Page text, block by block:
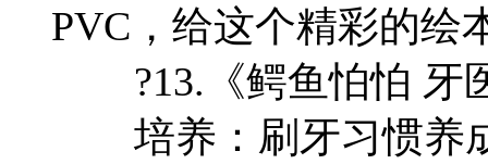
PVC，给这个精彩的绘
?13.《鳄鱼怕怕 牙
培养：刷牙习惯养